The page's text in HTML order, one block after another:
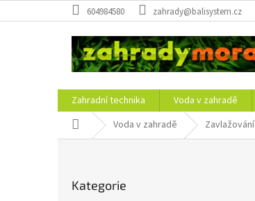
na
604984580 zahrady@balisystem.cz
Zahradní technika Voda v zahradě
Domů Voda v zahradě Zavlažování
kategorie
Kategorie